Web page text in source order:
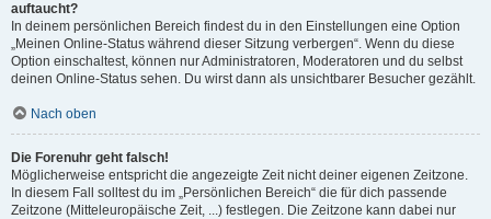
auftaucht?
In deinem persönlichen Bereich findest du in den Einstellungen eine Option
„Meinen Online-Status während dieser Sitzung verbergen“. Wenn du diese
Option einschaltest, können nur Administratoren, Moderatoren und du selbst
deinen Online-Status sehen. Du wirst dann als unsichtbarer Besucher gezählt.
Nach oben
Die Forenuhr geht falsch!
Möglicherweise entspricht die angezeigte Zeit nicht deiner eigenen Zeitzone.
In diesem Fall solltest du im „Persönlichen Bereich“ die für dich passende
Zeitzone (Mitteleuropäische Zeit, ...) festlegen. Die Zeitzone kann dabei nur